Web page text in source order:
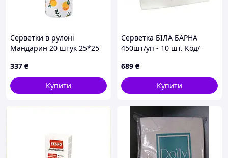
Серветки в рулоні
Мандарин 20 штук 25*25
Home 515-14-60M
337 ₴
Купити
Серветка БІЛА БАРНА
450шт/уп - 10 шт. Код/
689 ₴
Купити